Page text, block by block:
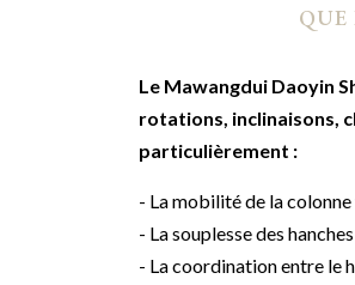
QUE
Le Mawangdui Daoyin
rotations, inclinaisons,
particulièrement :
- La mobilité de la
- La souplesse des
- La coordination entre le